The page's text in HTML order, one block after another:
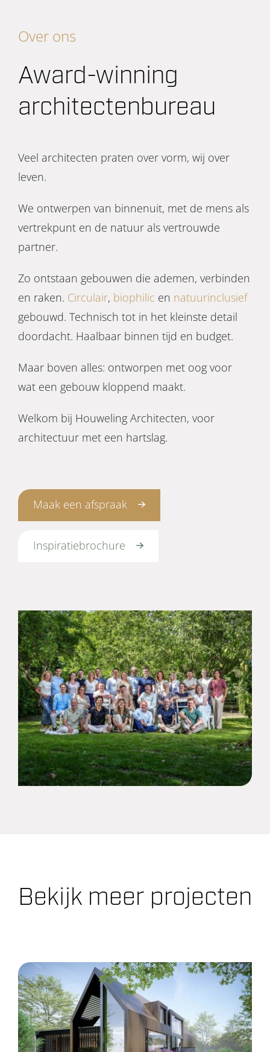
Over ons
Award-winning
architectenbureau
Veel architecten praten over vorm, wij over
leven.
We ontwerpen van binnenuit, met de mens als
vertrekpunt en de natuur als vertrouwde
partner.
Zo ontstaan gebouwen die ademen, verbinden
en raken. Circulair, biophilic en natuurinclusief
gebouwd. Technisch tot in het kleinste detail
doordacht. Haalbaar binnen tijd en budget.
Maar boven alles: ontworpen met oog voor
wat een gebouw kloppend maakt.
Welkom bij Houweling Architecten, voor
architectuur met een hartslag.
Maak een afspraak
Inspiratiebrochure
Bekijk meer projecten